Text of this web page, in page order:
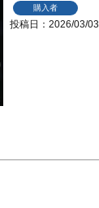
購入者
投稿日 2026/03/03